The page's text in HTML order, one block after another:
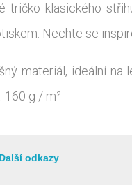
klasického
Nechte se
materiál, ideální na
160 g / m²
Další odkazy